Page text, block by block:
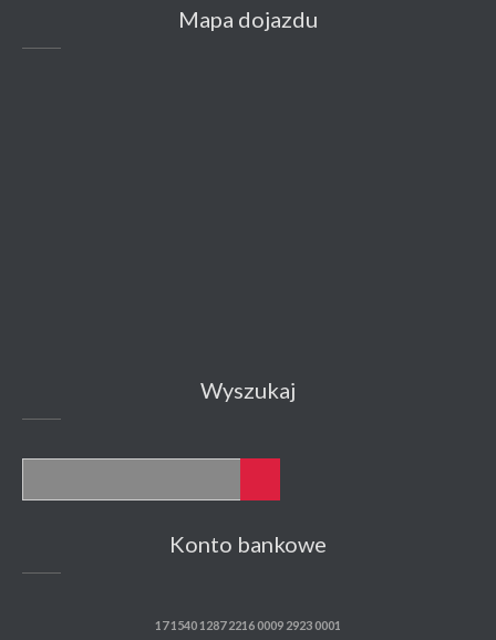
Mapa dojazdu
Wyszukaj
Konto bankowe
17 1540 1287 2216 0009 2923 0001